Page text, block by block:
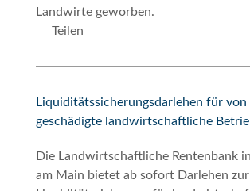
Landwirte geworben.
Teilen
Liquiditätssicherungsdarlehen für von
geschädigte landwirtschaftliche
Die Landwirtschaftliche Rentenbank
am Main bietet ab sofort Darlehen zur